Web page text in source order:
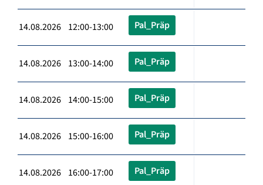
14.08.2026 12:00-13:00 Pal_Präp
14.08.2026 13:00-14:00 Pal_Präp
14.08.2026 14:00-15:00 Pal_Präp
14.08.2026 15:00-16:00 Pal_Präp
14.08.2026 16:00-17:00 Pal_Präp